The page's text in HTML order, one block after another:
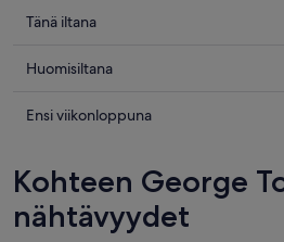
Tarkista
George
hinnat
eli
9.8.
-
Tänä iltana
Tarkista
George
huomisillaksi
eli
10.8.
Huomisiltana
Tarkista
Town
hinnat
ensi
Ensi viikonloppuna
Kohteen George
nähtävyydet